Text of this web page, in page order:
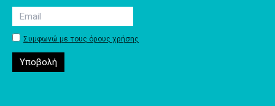
Συμφωνώ με τους όρους χρήσης